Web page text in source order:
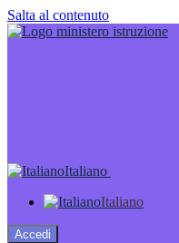
Salta al contenuto
Italiano
Italiano
Accedi